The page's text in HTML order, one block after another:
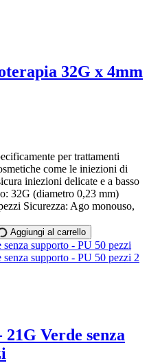
32G x 4mm
per trattamenti
come le iniezioni di
iniezioni delicate e a basso
32G (diametro 0,23 mm)
Sicurezza: Ago monouso,
Aggiungi al carrello
Verde senza